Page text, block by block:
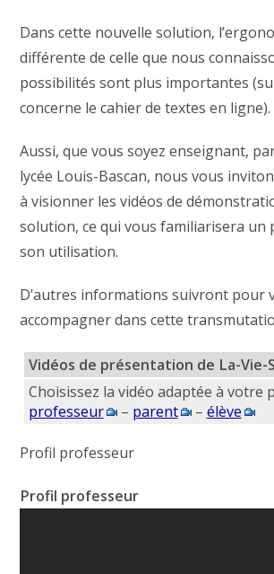
Dans cette nouvelle solution,
différente de celle que nous
possibilités sont plus importantes
concerne le cahier de textes en ligne).
Aussi, que vous soyez enseignant,
lycée Louis-Bascan, nous vous
à visionner les vidéos de
solution, ce qui vous familiarisera un
son utilisation.
D’autres informations suivront pour
accompagner dans cette
Vidéos de présentation de La-Vie-
Choisissez la vidéo adaptée à votre
professeur
– parent – élève
Profil professeur
Profil professeur